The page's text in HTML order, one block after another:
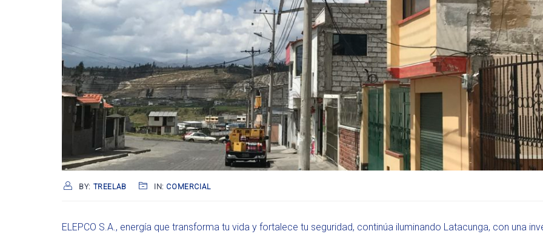
BY: TREELAB IN: COMERCIAL
ELEPCO S.A., energía que transforma tu vida y fortalece tu seguridad, continúa iluminando Latacunga, con una